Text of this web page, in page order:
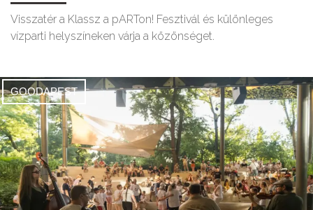
Visszatér a Klassz a pARTon! Fesztivál és különleges
vízparti helyszíneken várja a közönséget.
GOODAPEST